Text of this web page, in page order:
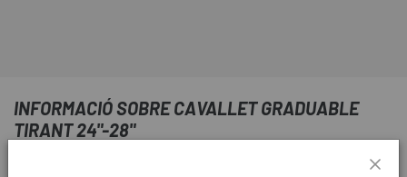
INFORMACIÓ SOBRE CAVALLET GRADUABLE
TIRANT 24"-28"